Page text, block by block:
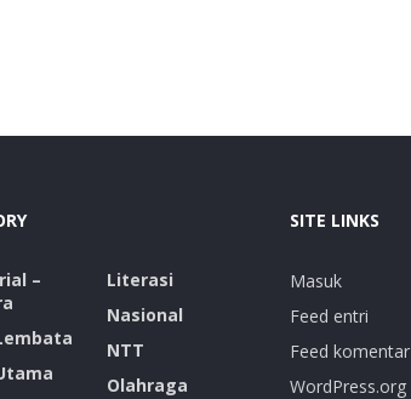
–
Literasi
Nasional
NTT
Olahraga
SITE LINKS
Masuk
Feed entri
Feed komentar
WordPress.org